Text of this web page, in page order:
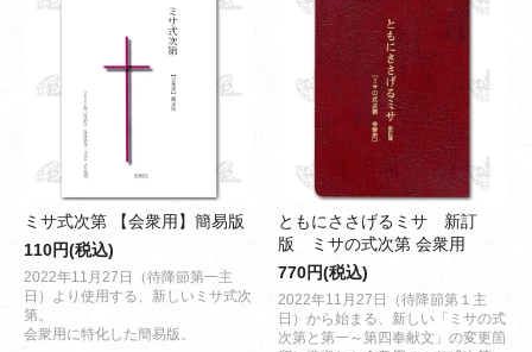
ミサ式次第 【会衆用】簡易版
110円(税込)
2022年11月27日（待降節第一主
日）より使用する、新しいミサ式次
第。
会衆用に特化した簡易版。
ともにささげるミサ 新訂
版 ミサの式次第 会衆用
770円(税込)
2022年11月27日（待降節第１主
日）から始まる、新しい「ミサの式
次第と第一～第四奉献文」の変更箇